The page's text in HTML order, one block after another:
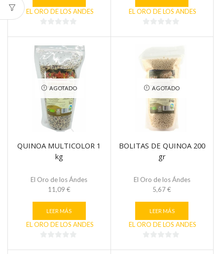
EL ORO DE LOS ANDES
5
EL ORO DE LOS ANDES
AGOTADO
QUINOA MULTICOLOR 1
kg
El Oro de los Ándes
11,09 €
LEER MÁS
EL ORO DE LOS ANDES
AGOTADO
BOLITAS DE QUINOA 200
gr
El Oro de los Ándes
5,67€
LEER MÁS
EL ORO DE LOS ANDES